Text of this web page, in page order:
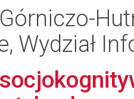
Wydział